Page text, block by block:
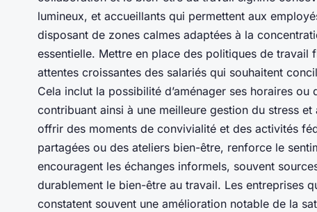
lumineux, et accueillants qui permettent aux
disposant de zones calmes adaptées à la
essentielle. Mettre en place des politiques de travail
attentes croissantes des salariés qui souhaitent
Cela inclut la possibilité d’aménager ses horaires
contribuant ainsi à une meilleure gestion du stress
offrir des moments de convivialité et des activités
partagées ou des ateliers bien-être, renforce le
encouragent les échanges informels, souvent
durablement le bien-être au travail. Les entreprises
constatent souvent une amélioration notable de la